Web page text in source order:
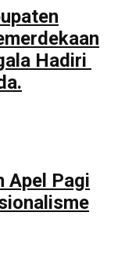
Hadiri
Apel Pagi